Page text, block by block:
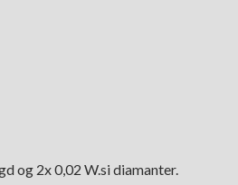
og 2x 0,02 W.si diamanter.